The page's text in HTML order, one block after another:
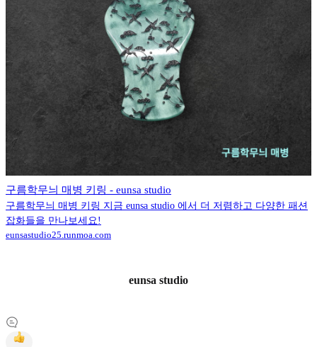
구름학무늬 매병 키링 - eunsa studio
구름학무늬 매병 키링 지금 eunsa studio 에서 더 저렴하고 다양한 패션
잡화들을 만나보세요!
eunsastudio25.runmoa.com
eunsa studio